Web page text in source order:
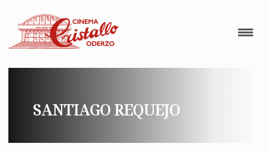
SANTIAGO REQUEJO